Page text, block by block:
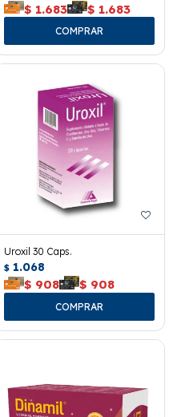
$ 1.683 $ 1.683
Uroxil 30 Caps.
$ 1.068
$ 908 $ 908